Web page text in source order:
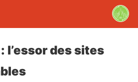
l’essor des sites